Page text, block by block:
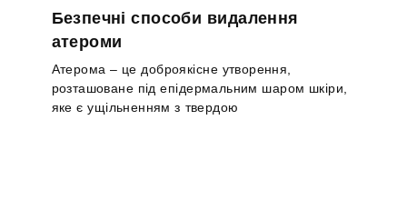
Безпечні способи видалення
атероми
Атерома – це доброякісне утворення,
розташоване під епідермальним шаром шкіри,
яке є ущільненням з твердою